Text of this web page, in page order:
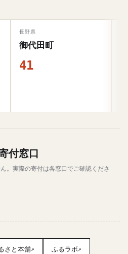
長野県
御代田町
41
付窓口
。実際の寄付は各窓口でご確認くださ
さと本舗↗ ふるラボ↗